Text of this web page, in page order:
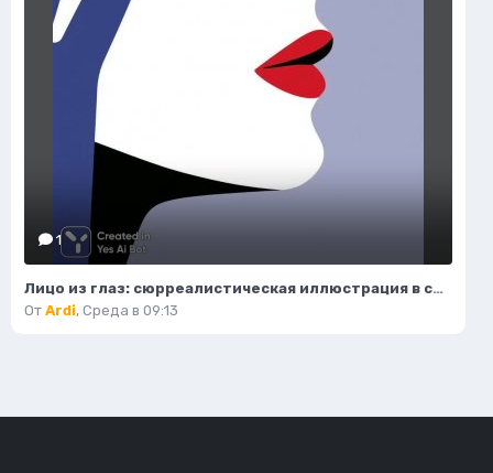
1
Лицо из глаз: сюрреалистическая иллюстрация в стиле минимализма. Нейронная сеть Миджорни
От Ardi, Среда в 09:13